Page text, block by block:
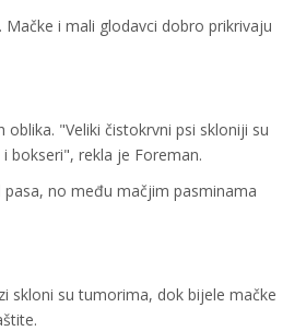
i mali glodavci dobro prikrivaju
"Veliki čistokrvni psi skloniji su
bokseri", rekla je Foreman.
no među mačjim pasminama
skloni su tumorima, dok bijele mačke